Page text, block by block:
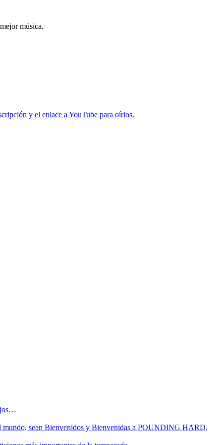
música.
y el enlace a YouTube para oírlos.
mundo, sean Bienvenidos y Bienvenidas a POUNDING HARD,